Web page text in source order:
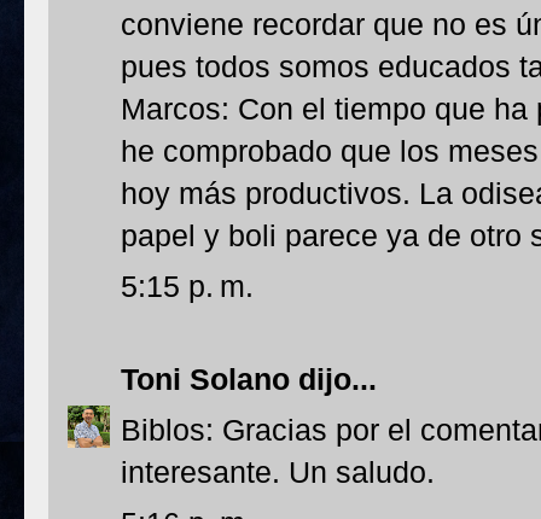
conviene recordar que no es
pues todos somos educados
Marcos: Con el tiempo que
he comprobado que los
hoy más productivos. La
papel y boli parece ya de otro
5:15 p. m.
Toni Solano dijo...
Biblos: Gracias por el
interesante. Un saludo.